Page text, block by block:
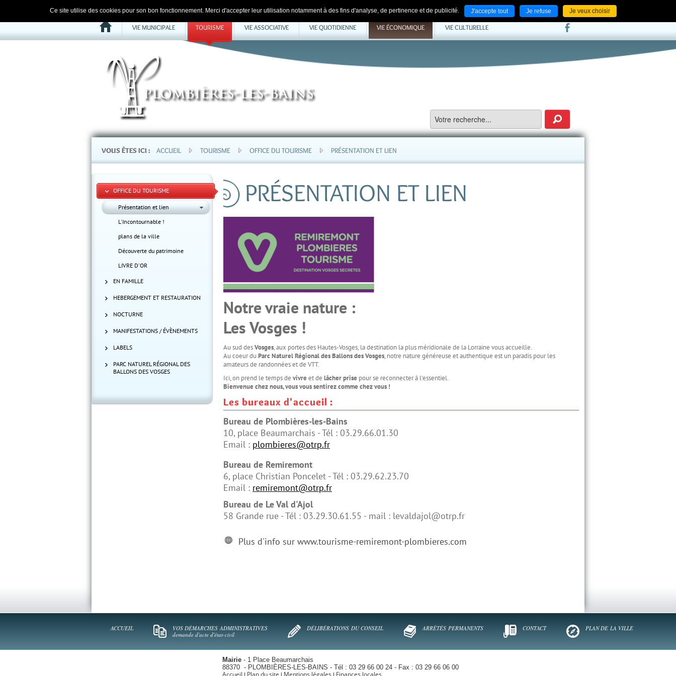
Ce site utilise des cookies pour son bon fonctionnement. Merci d'accepter leur utilisation notamment à des fins d'analyse, de pertinence et de publicité. J'accepte tout Je refuse Je veux choisir
ACCUEIL NOS LIENS CONTACT
VIE MUNICIPALE TOURISME VIE ASSOCIATIVE VIE QUOTIDIENNE VIE ÉCONOMIQUE VIE CULTURELLE
VOUS ÊTES ICI : ACCUEIL TOURISME OFFICE DU TOURISME PRÉSENTATION ET LIEN
PRÉSENTATION ET LIEN
Notre vraie nature :
Les Vosges !
Au sud desVosges, aux portes des Hautes-Vosges, la destination la plus méridionale de la Lorraine vous accueille.
Au coeur du Parc Naturel Régional des Ballonsdes Vosges, notre nature généreuse et authentique est un paradis pour les
amateurs de randonnées et de VTT.
Ici, on prend le temps de vivre et de lâcher prise pour se reconnecter à l'essentiel.
Bienvenue chez nous, vous vous sentirez comme chez vous !
Les bureaux d'accueil :
Bureau de Plombières-les-Bains
10, place Beaumarchais - Tél : 03.29.66.01.30
Email : plombieres@otrp.fr
Bureau de Remiremont
6, place Christian Poncelet - Tél : 03.29.62.23.70
Email : remiremont@otrp.fr
Bureau de Le Val d'Ajol
58 Grande rue - Tél : 03.29.30.61.55 - mail : levaldajol@otrp.fr
Plus d'info sur www.tourisme-remiremont-plombieres.com
OFFICE DU TOURISME
Présentation et lien
L'Incontournable !
plans de la ville
Découverte du patrimoine
LIVRE D'OR
EN FAMILLE
HEBERGEMENT ET RESTAURATION
NOCTURNE
MANIFESTATIONS / ÉVÈNEMENTS
LABELS
PARC NATUREL RÉGIONAL DES
BALLONS DES VOSGES
ACCUEIL VOS DÉMARCHES ADMINISTRATIVES
demande d'acte d'état-civil
DÉLIBÉRATIONS DU CONSEIL ARRÊTÉS PERMANENTS CONTACT PLAN DE LA VILLE
Mairie - 1 Place Beaumarchais
88370 - PLOMBIÈRES-LES-BAINS - Tél : 03 29 66 00 24 - Fax : 03 29 66 06 00